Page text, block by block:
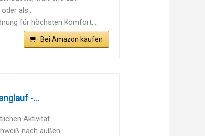
als...
für höchsten Komfort....
Bei Amazon kaufen
-...
Aktivität
nach außen